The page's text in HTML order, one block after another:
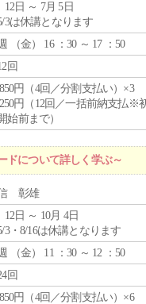
12日 ～ 7月 5日
3は休講となります
（金） 16 ：30 ～ 17 ：50
回
円（4回／分割支払い）×3
円（12回／一括前納支払※
始前まで）
ドについて詳しく学ぶ～
彰雄
12日 ～ 10月 4日
3・8/16は休講となります
（金） 11 ：30 ～ 12 ：50
回
円（4回／分割支払い）×6